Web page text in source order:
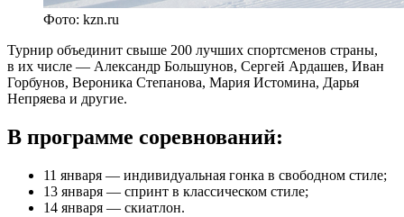
Фото: kzn.ru
Турнир объединит свыше 200 лучших спортсменов страны,
в их числе — Александр Большунов, Сергей Ардашев, Иван
Горбунов, Вероника Степанова, Мария Истомина, Дарья
Непряева и другие.
В программе соревнований:
11 января — индивидуальная гонка в свободном стиле;
13 января — спринт в классическом стиле;
14 января — скиатлон.